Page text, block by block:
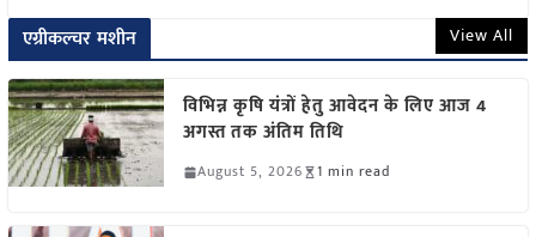
एग्रीकल्चर मशीन View All
विभिन्न कृषि यंत्रों हेतु आवेदन के लिए आज 4
अगस्त तक अंतिम तिथि
August 5, 2026 1 min read